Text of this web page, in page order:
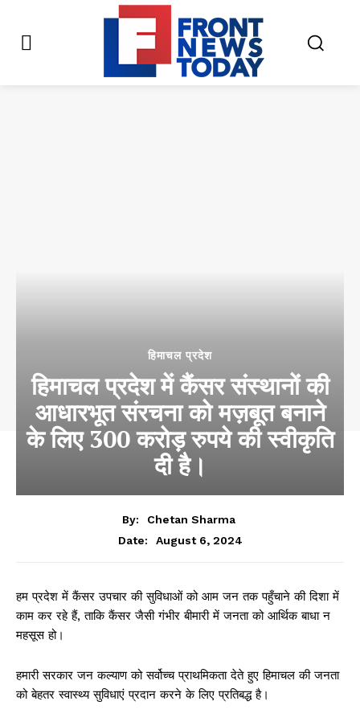
हिमाचल प्रदेश
हिमाचल प्रदेश में कैंसर संस्थानों की
आधारभूत संरचना को मज़बूत बनाने
के लिए 300 करोड़ रुपये की स्वीकृति
दी है।
By:
Chetan Sharma
Date:
August 6, 2024
हम प्रदेश में कैंसर उपचार की सुविधाओं को आम जन तक पहुँचाने की दिशा में
काम कर रहे हैं, ताकि कैंसर जैसी गंभीर बीमारी में जनता को आर्थिक बाधा न
महसूस हो।
हमारी सरकार जन कल्याण को सर्वोच्च प्राथमिकता देते हुए हिमाचल की जनता
को बेहतर स्वास्थ्य सुविधाएं प्रदान करने के लिए प्रतिबद्ध है।